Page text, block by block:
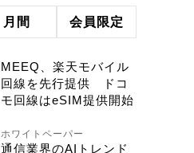
月間 会員限定
MEEQ、楽天モバイル
回線を先行提供 ドコ
モ回線はeSIM提供開始
ホワイトペーパー
通信業界のAIトレンド